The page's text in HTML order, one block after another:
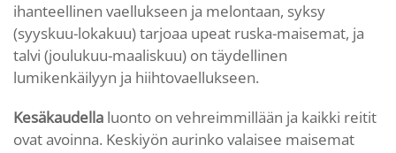
ihanteellinen vaellukseen ja melontaan, syksy
(syyskuu-lokakuu) tarjoaa upeat ruska-maisemat, ja
talvi (joulukuu-maaliskuu) on täydellinen
lumikenkäilyyn ja hiihtovaellukseen.
Kesäkaudella luonto on vehreimmillään ja kaikki reitit
ovat avoinna. Keskiyön aurinko valaisee maisemat